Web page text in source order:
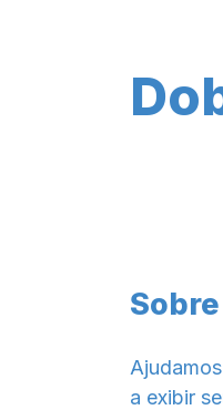
a exibir